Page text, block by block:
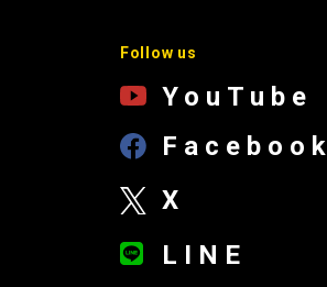
Follow us
YouTube
Facebook
X
LINE